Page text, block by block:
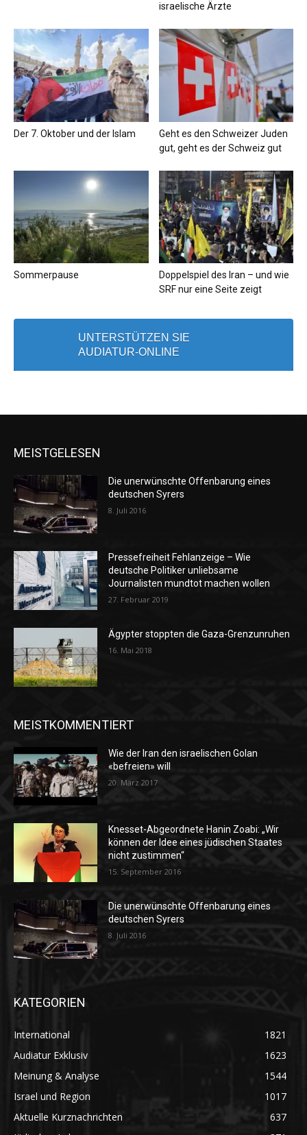
israelische Ärzte
Der 7. Oktober und der Islam
Geht es den Schweizer Juden
gut, geht es der Schweiz gut
Sommerpause
Doppelspiel des Iran – und wie
SRF nur eine Seite zeigt
UNTERSTÜTZEN SIE
AUDIATUR-ONLINE
MEISTGELESEN
Die unerwünschte Offenbarung eines
deutschen Syrers
8. Juli 2016
Pressefreiheit Fehlanzeige – Wie
deutsche Politiker unliebsame
Journalisten mundtot machen wollen
27. Februar 2019
Ägypter stoppten die Gaza-Grenzunruhen
16. Mai 2018
MEISTKOMMENTIERT
Wie der Iran den israelischen Golan
«befreien» will
20. März 2017
Knesset-Abgeordnete Hanin Zoabi: „Wir
können der Idee eines jüdischen Staates
nicht zustimmen“
15. September 2016
Die unerwünschte Offenbarung eines
deutschen Syrers
8. Juli 2016
KATEGORIEN
International
1821
Audiatur Exklusiv
1623
Meinung & Analyse
1544
Israel und Region
1017
Aktuelle Kurznachrichten
637